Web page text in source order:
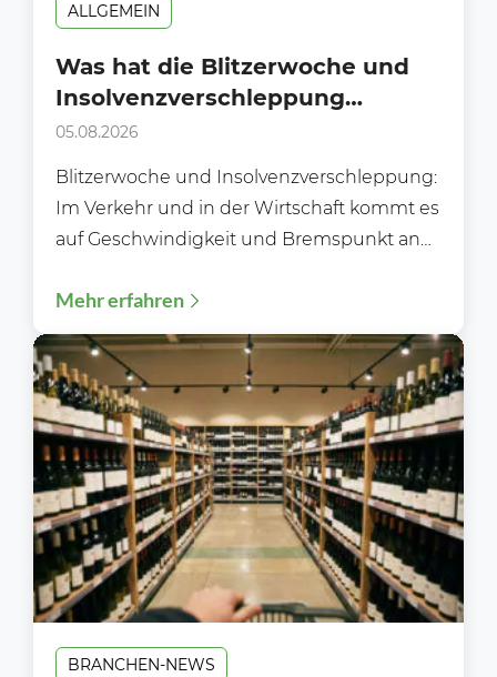
ALLGEMEIN
Was hat die Blitzerwoche und
Insolvenzverschleppung
gemeinsam?
05.08.2026
Blitzerwoche und Insolvenzverschleppung:
Im Verkehr und in der Wirtschaft kommt es
auf Geschwindigkeit und Bremspunkt an
Mehr erfahren
BRANCHEN-NEWS